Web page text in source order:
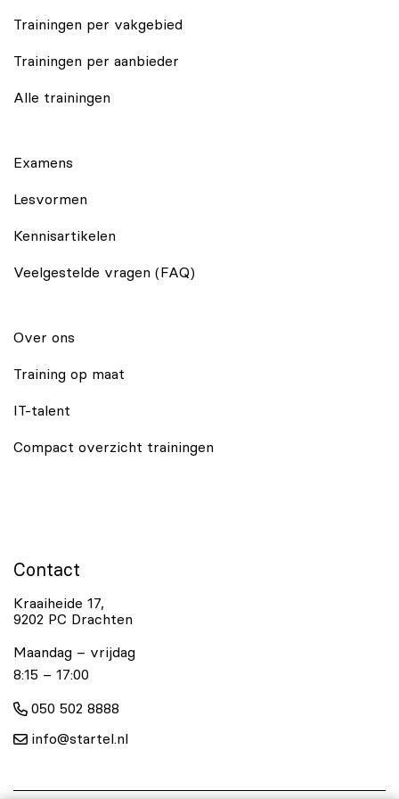
Trainingen per vakgebied
Trainingen per aanbieder
Alle trainingen
Examens
Lesvormen
Kennisartikelen
Veelgestelde vragen (FAQ)
Over ons
Training op maat
IT-talent
Compact overzicht trainingen
Contact
Kraaiheide 17,
9202 PC Drachten
Maandag – vrijdag
8:15 – 17:00
050 502 8888
info@startel.nl